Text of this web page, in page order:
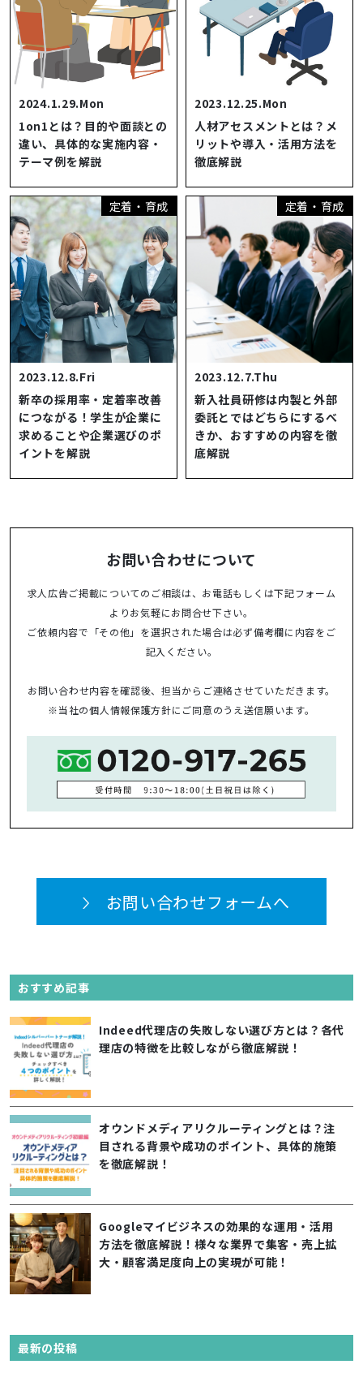
2024.1.29.Mon
1on1とは？目的や面談との
違い、具体的な実施内容・
テーマ例を解説
2023.12.25.Mon
人材アセスメントとは？メ
リットや導入・活用方法を
徹底解説
定着・育成
2023.12.8.Fri
新卒の採用率・定着率改善
につながる！学生が企業に
求めることや企業選びのポ
イントを解説
定着・育成
2023.12.7.Thu
新入社員研修は内製と外部
委託とではどちらにするべ
きか、おすすめの内容を徹
底解説
お問い合わせについて
求人広告ご掲載についてのご相談は、お電話もしくは下記フォーム
よりお気軽にお問合せ下さい。
ご依頼内容で「その他」を選択された場合は必ず備考欄に内容をご
記入ください。
お問い合わせ内容を確認後、担当からご連絡させていただきます。
※当社の個人情報保護方針にご同意のうえ送信願います。
お問い合わせフォームへ
おすすめ記事
Indeed代理店の失敗しない選び方とは？各代
理店の特徴を比較しながら徹底解説！
オウンドメディアリクルーティングとは？注
目される背景や成功のポイント、具体的施策
を徹底解説！
Googleマイビジネスの効果的な運用・活用
方法を徹底解説！様々な業界で集客・売上拡
大・顧客満足度向上の実現が可能！
最新の投稿